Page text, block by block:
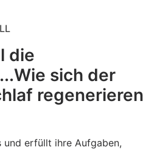
die
sich der
regenerieren
erfüllt ihre Aufgaben,